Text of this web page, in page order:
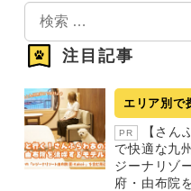
索
注目記事
エリア別で
PR
【さん
で快適な九
ジーナリゾ
府・由布院